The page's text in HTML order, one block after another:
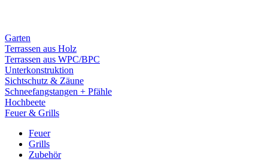
Garten
Terrassen aus Holz
Terrassen aus WPC/BPC
Unterkonstruktion
Sichtschutz & Zäune
Schneefangstangen + Pfähle
Hochbeete
Feuer & Grills
Feuer
Grills
Zubehör